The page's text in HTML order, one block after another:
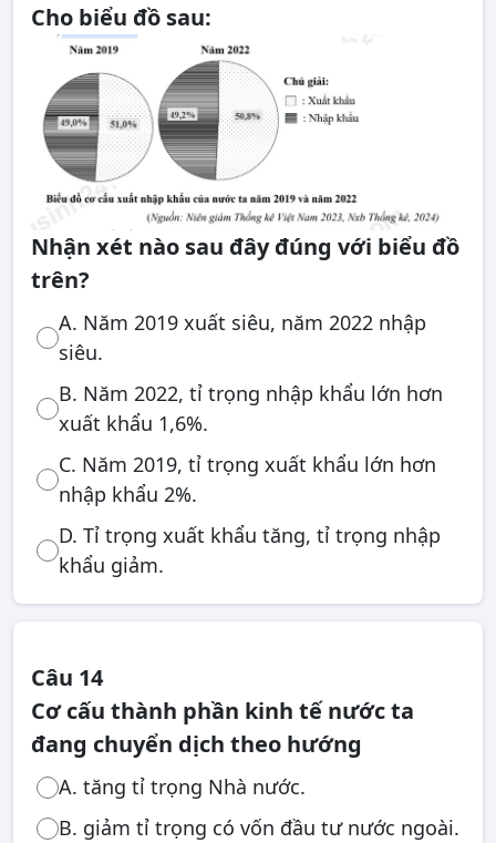
Cho biểu đồ sau:
Nhận xét nào sau đây đúng với biểu đồ
trên?
A. Năm 2019 xuất siêu, năm 2022 nhập
siêu.
B. Năm 2022, tỉ trọng nhập khẩu lớn hơn
xuất khẩu 1,6%.
C. Năm 2019, tỉ trọng xuất khẩu lớn hơn
nhập khẩu 2%.
D. Tỉ trọng xuất khẩu tăng, tỉ trọng nhập
khẩu giảm.
Câu 14
Cơ cấu thành phần kinh tế nước ta
đang chuyển dịch theo hướng
A. tăng tỉ trọng Nhà nước.
B. giảm tỉ trọng có vốn đầu tư nước ngoài.